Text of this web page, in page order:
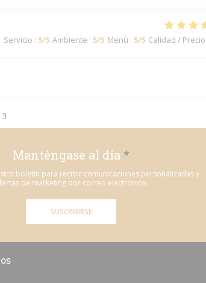
Servicio : 5/5 Ambiente : 5/5 Menú : 5/5 Calidad / Precio
3
Manténgase al día *
boletín para recibir comunicaciones personalizadas y
de marketing por correo electrónico.
SUSCRIBIRSE